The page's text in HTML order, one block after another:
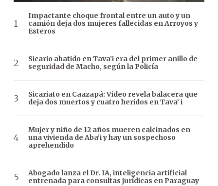
Impactante choque frontal entre un auto y un
camión deja dos mujeres fallecidas en Arroyos y
Esteros
Sicario abatido en Tava’i era del primer anillo de
seguridad de Macho, según la Policía
Sicariato en Caazapá: Video revela balacera que
deja dos muertos y cuatro heridos en Tava’ i
Mujer y niño de 12 años mueren calcinados en
una vivienda de Aba’i y hay un sospechoso
aprehendido
Abogado lanza el Dr. IA, inteligencia artificial
entrenada para consultas jurídicas en Paraguay